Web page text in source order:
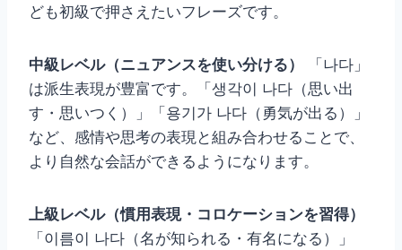
ども初級で押さえたいフレーズです。
中級レベル（ニュアンスを使い分ける）
「나다」
は派生表現が豊富です。「생각이 나다（思い出
す・思いつく）」「용기가 나다（勇気が出る）」
など、感情や思考の表現と組み合わせることで、
より自然な会話ができるようになります。
上級レベル（慣用表現・コロケーションを習得）
「이름이 나다（名が知られる・有名になる）」